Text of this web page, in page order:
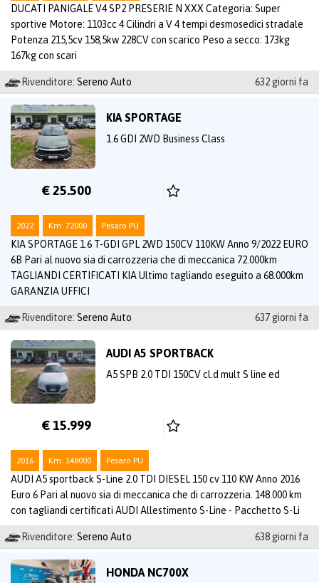
DUCATI PANIGALE V4 SP2 PRESERIE N XXX Categoria: Super
sportive Motore: 1103cc 4 Cilindri a V 4 tempi desmosedici stradale
Potenza 215,5cv 158,5kw 228CV con scarico Peso a secco: 173kg
167kg con scari
Rivenditore: Sereno Auto 632 giorni fa
KIA SPORTAGE
1.6 GDI 2WD Business Class
€ 25.500
2022 Km: 72000 Pesaro PU
KIA SPORTAGE 1.6 T-GDI GPL 2WD 150CV 110KW Anno 9/2022 EURO
6B Pari al nuovo sia di carrozzeria che di meccanica 72.000km
TAGLIANDI CERTIFICATI KIA Ultimo tagliando eseguito a 68.000km
GARANZIA UFFICI
Rivenditore: Sereno Auto 637 giorni fa
AUDI A5 SPORTBACK
A5 SPB 2.0 TDI 150CV cl.d mult S line ed
€ 15.999
2016 Km: 148000 Pesaro PU
AUDI A5 sportback S-Line 2.0 TDI DIESEL 150 cv 110 KW Anno 2016
Euro 6 Pari al nuovo sia di meccanica che di carrozzeria. 148.000 km
con tagliandi certificati AUDI Allestimento S-Line - Pacchetto S-Li
Rivenditore: Sereno Auto 638 giorni fa
HONDA NC700X